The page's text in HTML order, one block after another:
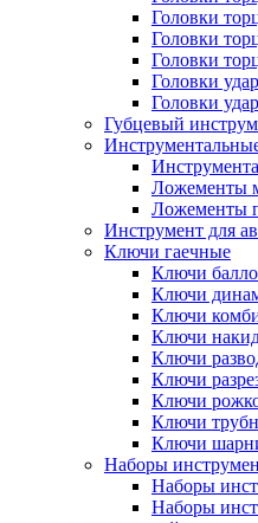
Головки
Головки
Головки
Головки
Головки
Губцевый
Ложементы
Ложементы
Инструмент для
Ключи гаечные
Ключи
Ключи
Ключи
Ключи
Ключи
Ключи
Ключи
Ключи
Ключи
Наборы
Наборы
Наборы